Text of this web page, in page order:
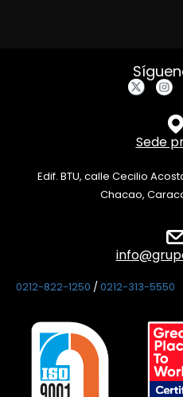
Sede
Edif. BTU, calle Cecilio
Chacao,
0212-822-1250 /0212-313-5550